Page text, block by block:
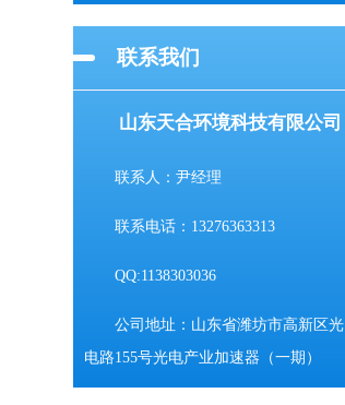
联系我们
山东天合环境科技有限公司
联系人：尹经理
联系电话：13276363313
QQ:1138303036
公司地址：山东省潍坊市高新区光
电路155号光电产业加速器（一期）